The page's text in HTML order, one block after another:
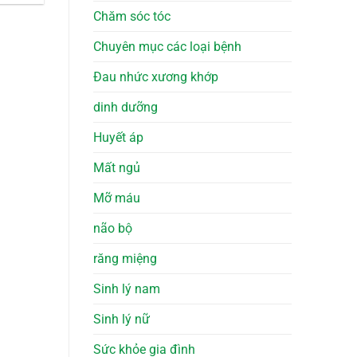
Chăm sóc tóc
Chuyên mục các loại bệnh
Đau nhức xương khớp
dinh dưỡng
Huyết áp
Mất ngủ
Mỡ máu
não bộ
răng miệng
Sinh lý nam
Sinh lý nữ
Sức khỏe gia đình